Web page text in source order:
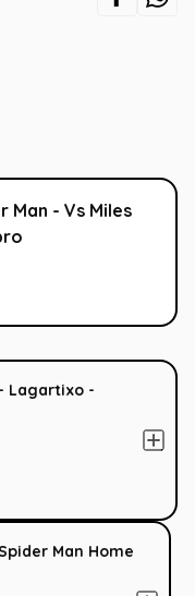
Man - Vs Miles
Lagartixo -
Man Home